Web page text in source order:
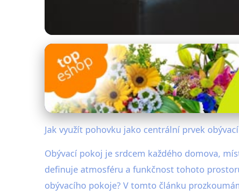
Zařizování domácnosti
Pohovka jako srdce
27. 6. 2025· 4 min čtení · Autor: Michaela Urbanová
Jak využít pohovku jako centrální prvek
Obývací pokoj je srdcem každého domova,
definuje atmosféru a funkčnost tohoto
obývacího pokoje? V tomto článku